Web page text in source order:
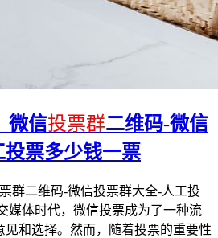
微信投票群二维码-微信
投票多少钱一票
群二维码-微信投票群大全-人工投
媒体时代，微信投票成为了一种流
和选择。然而，随着投票的重要性